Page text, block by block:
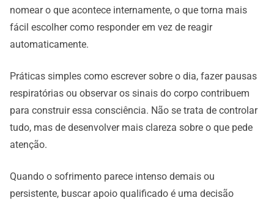
nomear o que acontece internamente, o que torna mais
fácil escolher como responder em vez de reagir
automaticamente.
Práticas simples como escrever sobre o dia, fazer pausas
respiratórias ou observar os sinais do corpo contribuem
para construir essa consciência. Não se trata de controlar
tudo, mas de desenvolver mais clareza sobre o que pede
atenção.
Quando o sofrimento parece intenso demais ou
persistente, buscar apoio qualificado é uma decisão